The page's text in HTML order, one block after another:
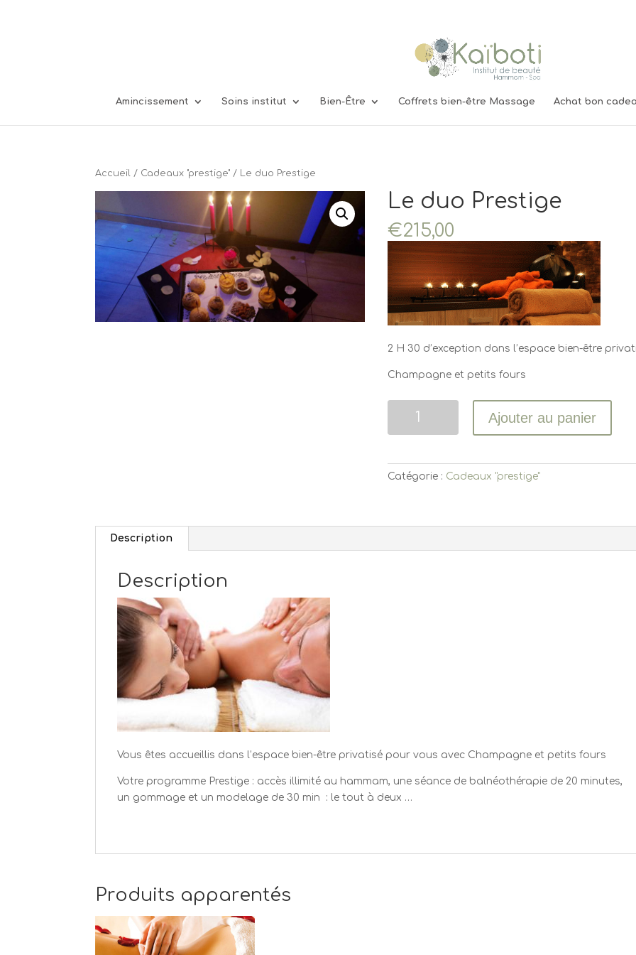
Amincissement Soins institut Bien-Être Coffrets bien-être Massage Achat bon
Accueil / Cadeaux "prestige" / Le duo Prestige
Le duo Prestige
€215,00
2 H 30 d’exception dans l’espace bien-être
Champagne et petits fours
Ajouter au panier
Catégorie : Cadeaux "prestige"
Description
Description
Vous êtes accueillis dans l’espace bien-être privatisé pour vous avec Champagne et petits fours
Votre programme Prestige : accès illimité au hammam, une séance de balnéothérapie de 20 minutes,
un gommage et un modelage de 30 min : le tout à deux …
Produits apparentés